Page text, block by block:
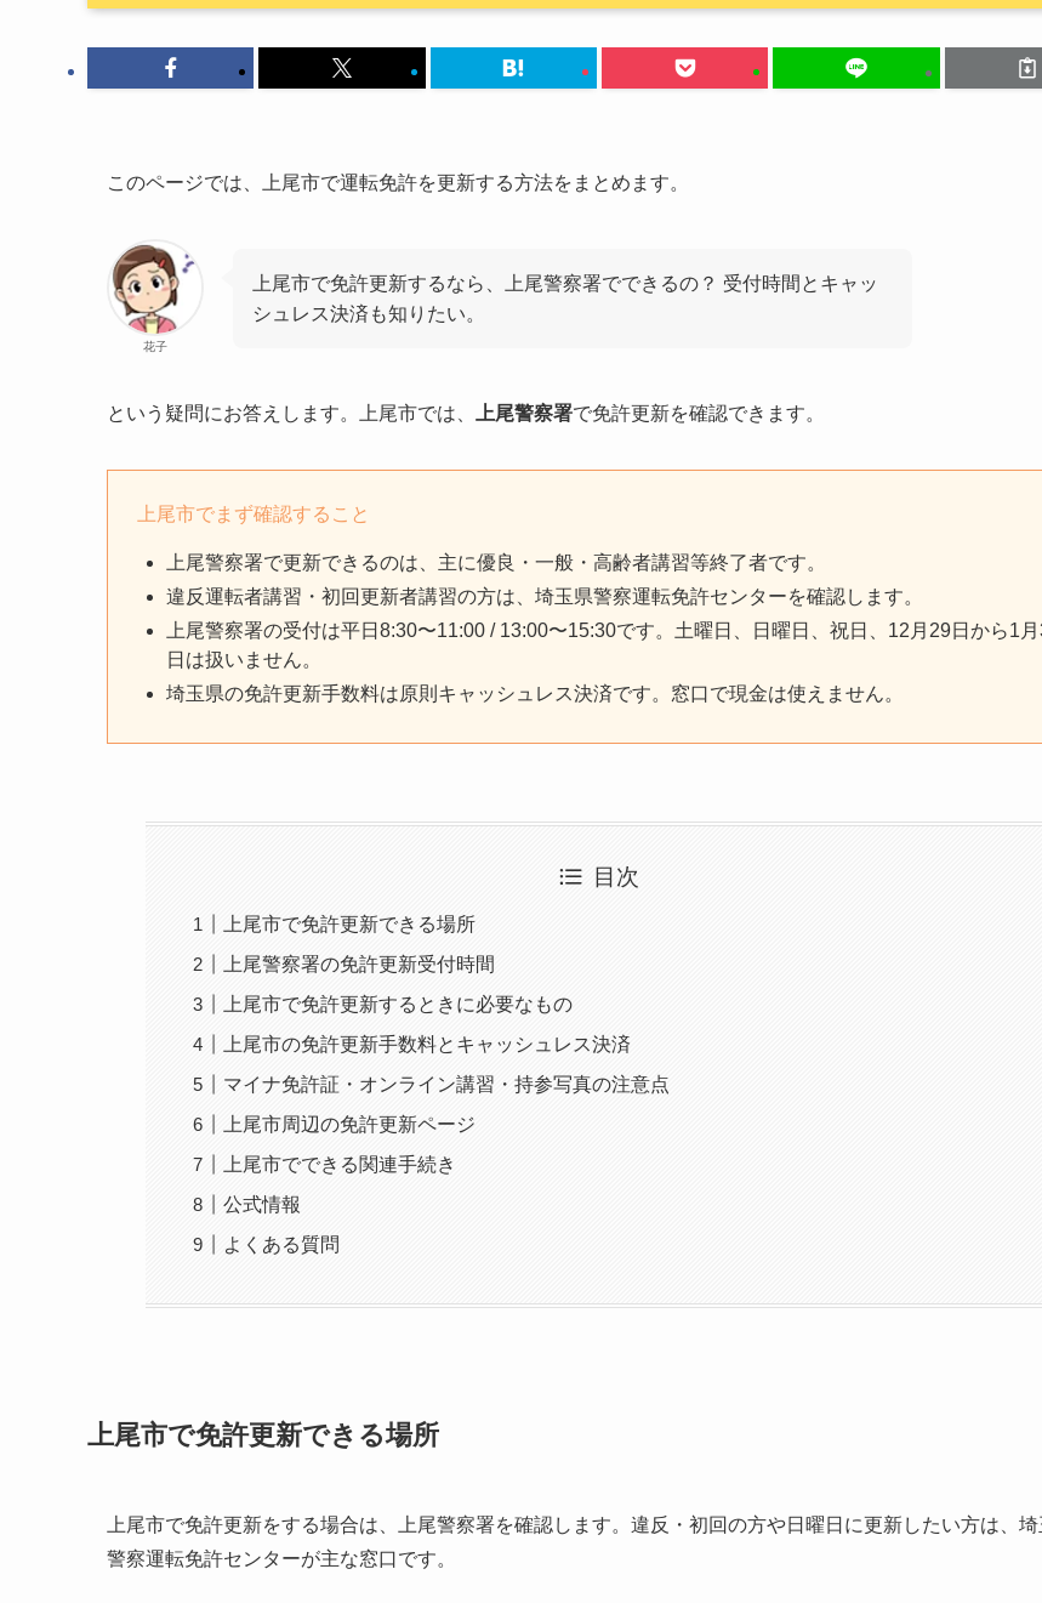
このページでは、上尾市で運転免許を更新する方法をまとめます。
花子
上尾市で免許更新するなら、上尾警察署でできるの？ 受付時間とキャッ
シュレス決済も知りたい。
という疑問にお答えします。上尾市では、 上尾警察署で免許更新を確認できます。
上尾市でまず確認すること
上尾警察署で更新できるのは、主に優良・一般・高齢者講習等終了者です。
違反運転者講習・初回更新者講習の方は、埼玉県警察運転免許センターを確認します。
上尾警察署の受付は平日8:30〜11:00 / 13:00〜15:30です。土曜日、日曜日、祝日、12月29日から1
日は扱いません。
埼玉県の免許更新手数料は原則キャッシュレス決済です。窓口で現金は使えません。
目次
上尾市で免許更新できる場所
上尾警察署の免許更新受付時間
上尾市で免許更新するときに必要なもの
上尾市の免許更新手数料とキャッシュレス決済
マイナ免許証・オンライン講習・持参写真の注意点
上尾市周辺の免許更新ページ
上尾市でできる関連手続き
公式情報
よくある質問
上尾市で免許更新できる場所
上尾市で免許更新をする場合は、上尾警察署を確認します。違反・初回の方や日曜日に更新したい方は、埼
警察運転免許センターが主な窓口です。